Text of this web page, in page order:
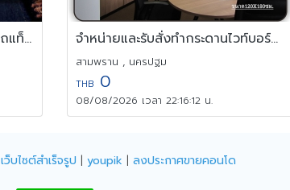
บริการ รถรับส่งสนามบินภูเก็ต รถแท็กซี่สนามบินภูเก็ต รถไปสนามบิน จำหน่ายและรับสั่งทำกระดานไวท์บอร์ดคุณภาพราคาไม่แพง
สามพราน , นครปฐม
THB 0
08/08/2026 เวลา 22:16:12 น.
เว็บไซต์สำเร็จรูป | youpik | ลงประกาศขายคอนโด